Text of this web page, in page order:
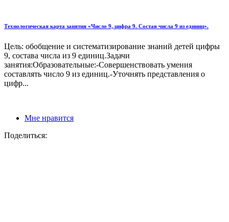
Технологическая карта занятия «Число 9, цифра 9. Состав числа 9 из единиц».
Цель: обобщение и систематизирование знаний детей цифры
9, состава числа из 9 единиц.Задачи
занятия:Образовательные:-Совершенствовать умения
составлять число 9 из единиц.-Уточнять представления о
цифр...
Мне нравится
Поделиться: